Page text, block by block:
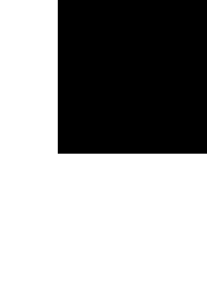
ホームウォッシュ / シング